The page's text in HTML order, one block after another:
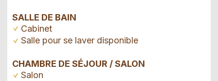
SALLE DE BAIN
Cabinet
Salle pour se laver disponible
CHAMBRE DE SÉJOUR / SALON
Salon